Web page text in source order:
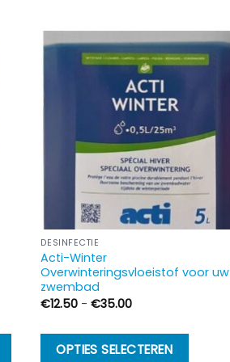
DESINFECTIE
Acti-Winter
Overwinteringsvloeistof voor uw
zwembad
€12.50 - €35.00Prijsklasse:
€35.00
OPTIES SELECTEREN